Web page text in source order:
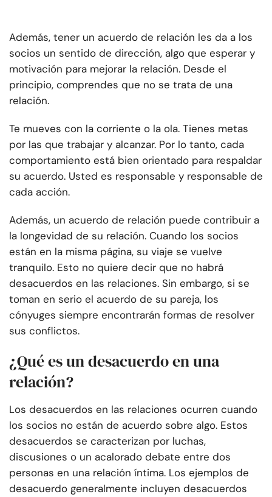
Además, tener un acuerdo de relación les da a los
socios un sentido de dirección, algo que esperar y
motivación para mejorar la relación. Desde el
principio, comprendes que no se trata de una
relación.
Te mueves con la corriente o la ola. Tienes metas
por las que trabajar y alcanzar. Por lo tanto, cada
comportamiento está bien orientado para respaldar
su acuerdo. Usted es responsable y responsable de
cada acción.
Además, un acuerdo de relación puede contribuir a
la longevidad de su relación. Cuando los socios
están en la misma página, su viaje se vuelve
tranquilo. Esto no quiere decir que no habrá
desacuerdos en las relaciones. Sin embargo, si se
toman en serio el acuerdo de su pareja, los
cónyuges siempre encontrarán formas de resolver
sus conflictos.
¿Qué es un desacuerdo en una
relación?
Los desacuerdos en las relaciones ocurren cuando
los socios no están de acuerdo sobre algo. Estos
desacuerdos se caracterizan por luchas,
discusiones o un acalorado debate entre dos
personas en una relación íntima. Los ejemplos de
desacuerdo generalmente incluyen desacuerdos